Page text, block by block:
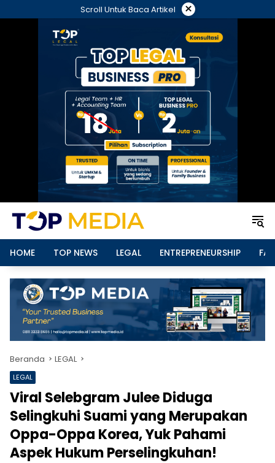
ke
Scroll Untuk Baca Artikel ×
HOME TOP NEWS LEGAL ENTREPRENEURSHIP
Beranda LEGAL
LEGAL
Viral Selebgram Julee Diduga
Selingkuhi Suami yang Merupakan
Oppa-Oppa Korea, Yuk Pahami
Aspek Hukum Perselingkuhan!